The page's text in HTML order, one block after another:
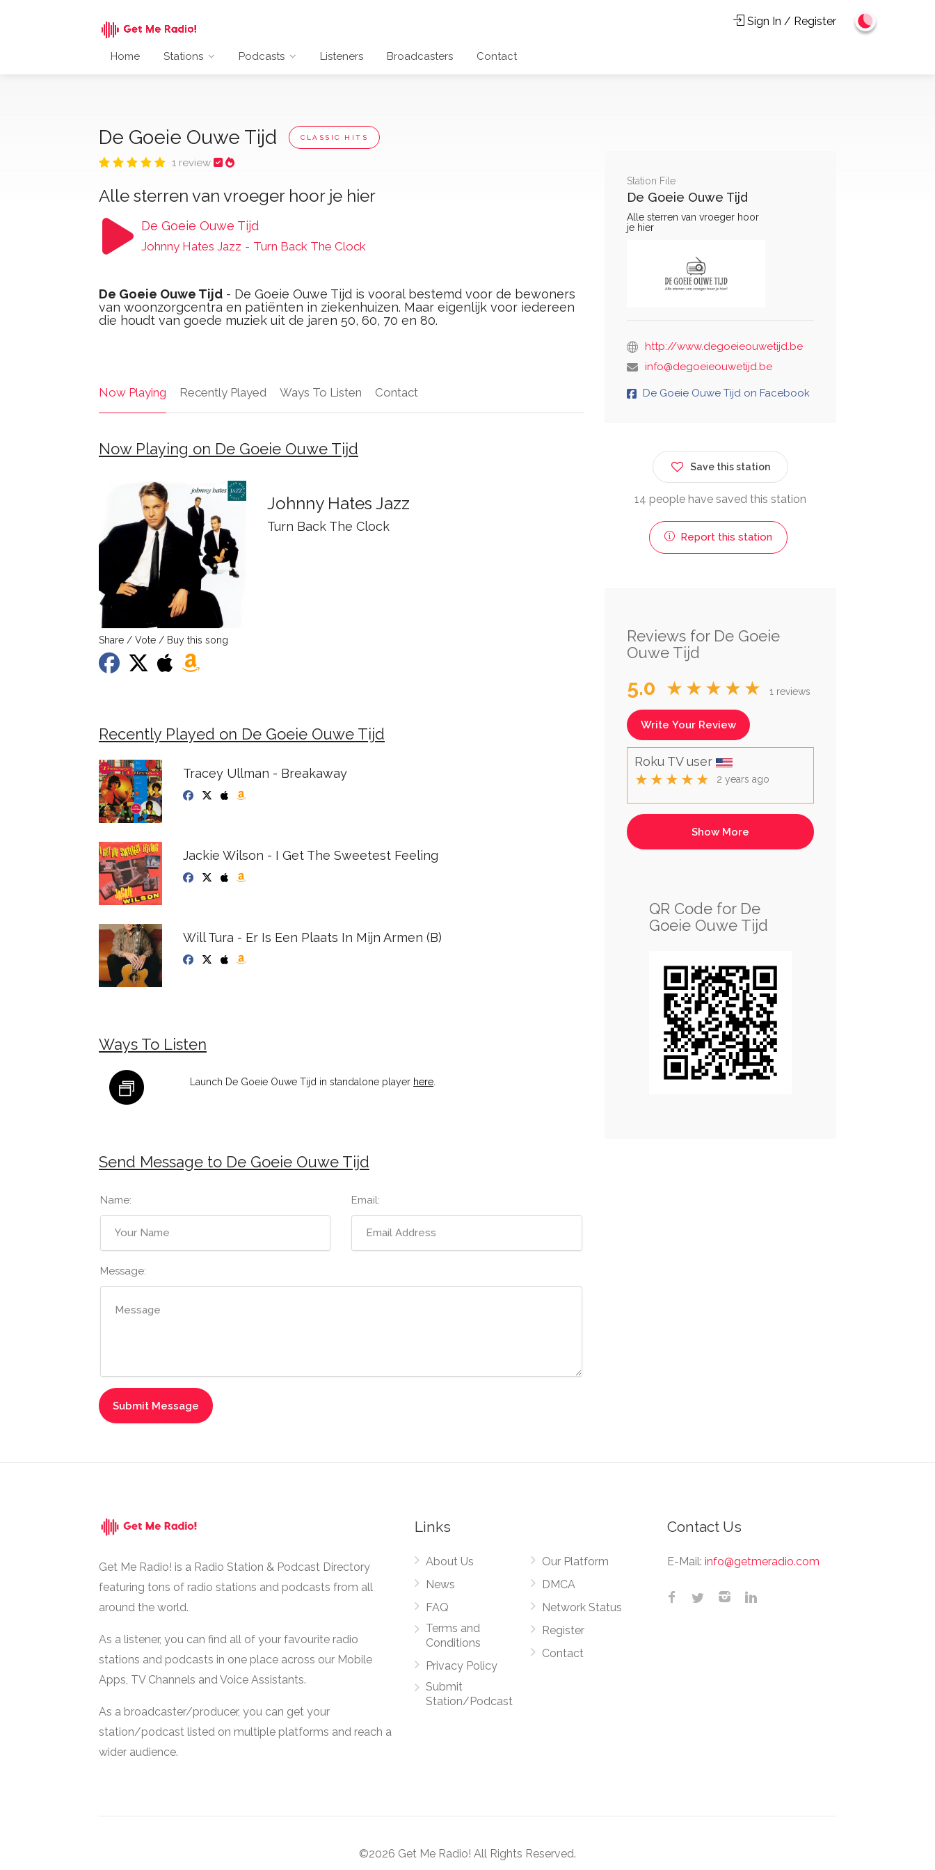
Home Stations Podcasts Listeners Broadcasters Contact
Sign In / Register
De Goeie Ouwe Tijd CLASSIC HITS
1 review
Alle sterren van vroeger hoor je hier
De Goeie Ouwe Tijd
Johnny Hates Jazz - Turn Back The Clock
De Goeie Ouwe Tijd - De Goeie Ouwe Tijd is vooral bestemd voor de bewoners
van woonzorgcentra en patiënten in ziekenhuizen. Maar eigenlijk voor iedereen
die houdt van goede muziek uit de jaren 50, 60, 70 en 80.
Now Playing Recently Played Ways To Listen Contact
Now Playing on De Goeie Ouwe Tijd
Johnny Hates Jazz
Turn Back The Clock
Share / Vote / Buy this song
Recently Played on De Goeie Ouwe Tijd
Tracey Ullman - Breakaway
Jackie Wilson - I Get The Sweetest Feeling
Will Tura - Er Is Een Plaats In Mijn Armen (B)
Ways To Listen
Launch De Goeie Ouwe Tijd in standalone player here
Send Message to De Goeie Ouwe Tijd
Name: Email:
Message:
Station File
De Goeie Ouwe Tijd
Alle sterren van vroeger hoor
je hier
http://www.degoeieouwetijd.be
info@degoeieouwetijd.be
De Goeie Ouwe Tijd on Facebook
Save this station
14 people have saved this station
Report this station
Reviews for De Goeie
Ouwe Tijd
5.0 ★★★★★ 1 reviews
Write Your Review
Roku TV user
★★★★★ 2 years ago
QR Code for De
Goeie Ouwe Tijd
Get Me Radio! is a Radio Station & Podcast Directory
featuring tons of radio stations and podcasts from all
around the world.
As a listener, you can find all of your favourite radio
stations and podcasts in one place across our Mobile
Apps, TV Channels and Voice Assistants.
As a broadcaster/producer, you can get your
station/podcast listed on multiple platforms and reach a
wider audience.
Links
About Us
News
FAQ
Terms and
Conditions
Privacy Policy
Submit
Station/Podcast
Our Platform
DMCA
Network Status
Register
Contact
Contact Us
E-Mail: info@getmeradio.com
©2026 Get Me Radio! All Rights Reserved.